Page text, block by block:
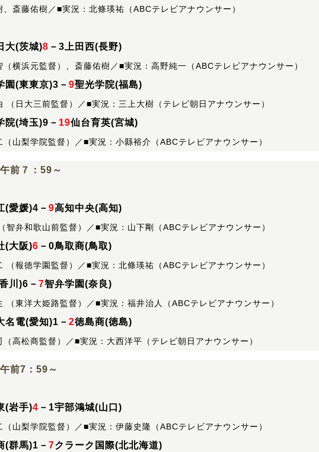
斎藤佑樹／■実況：北條瑛祐（ABCテレビアナウンサー）
大(茨城)8 －3上田西(長野)
横浜元監督）、斎藤佑樹／■実況：高野純一（ABCテレビアナウンサー）
園(東東京)3－ 9聖光学院(福島)
（日大三前監督）／■実況：三上大樹（テレビ朝日アナウンサー）
院(埼玉)9－ 19仙台育英(宮城)
山梨学院監督）／■実況：小縣裕介（ABCテレビアナウンサー）
前７：59～
(愛媛)4－ 9高知中央(高知)
智弁和歌山前監督）／■実況：山下剛（ABCテレビアナウンサー）
(大阪)6 －0鳥取商(鳥取)
（報徳学園監督）／■実況：北條瑛祐（ABCテレビアナウンサー）
川)6－ 7智弁学園(奈良)
（東洋大姫路監督）／■実況：福井治人（ABCテレビアナウンサー）
名電(愛知)1－ 2徳島商(徳島)
高松商監督）／■実況：大西洋平（テレビ朝日アナウンサー）
前7：59～
(岩手)4 －1宇部鴻城(山口)
山梨学院監督）／■実況：伊藤史隆（ABCテレビアナウンサー）
(群馬)1－ 7クラーク国際(北北海道)